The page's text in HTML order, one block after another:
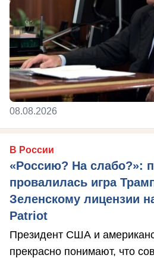
08.08.2026
В России
«Россию? На слабо?»:
провалилась игра
Зеленскому лицензии
Patriot
Президент США и
прекрасно понимают, что